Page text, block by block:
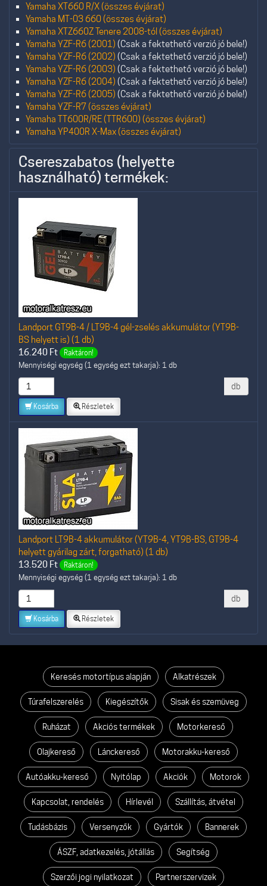
Yamaha XT660 R/X (összes évjárat)
Yamaha MT-03 660 (összes évjárat)
Yamaha XTZ660Z Tenere 2008-tól (összes évjárat)
Yamaha YZF-R6 (2001) (Csak a fektethető verzió jó bele!)
Yamaha YZF-R6 (2002) (Csak a fektethető verzió jó bele!)
Yamaha YZF-R6 (2003) (Csak a fektethető verzió jó bele!)
Yamaha YZF-R6 (2004) (Csak a fektethető verzió jó bele!)
Yamaha YZF-R6 (2005) (Csak a fektethető verzió jó bele!)
Yamaha YZF-R7 (összes évjárat)
Yamaha TT600R/RE (TTR600) (összes évjárat)
Yamaha YP400R X-Max (összes évjárat)
Csereszabatos (helyette
használható) termékek:
Landport GT9B-4 / LT9B-4 gél-zselés akkumulátor (YT9B-
BS helyett is) (1 db)
16.240 Ft Raktáron!
Mennyiségi egység (1 egység ezt takarja): 1 db
db
Kosárba Részletek
Landport LT9B-4 akkumulátor (YT9B-4, YT9B-BS, GT9B-4
helyett gyárilag zárt, forgatható) (1 db)
13.520 Ft Raktáron!
Mennyiségi egység (1 egység ezt takarja): 1 db
db
Kosárba Részletek
Keresés motortípus alapján Alkatrészek
Túrafelszerelés Kiegészítők Sisak és szemüveg
Ruházat Akciós termékek Motorkereső
Olajkereső Lánckereső Motorakku-kereső
Autóakku-kereső Nyitólap Akciók Motorok
Kapcsolat, rendelés Hírlevél Szállítás, átvétel
Tudásbázis Versenyzők Gyártók Bannerek
ÁSZF, adatkezelés, jótállás Segítség
Szerzői jogi nyilatkozat Partnerszervizek